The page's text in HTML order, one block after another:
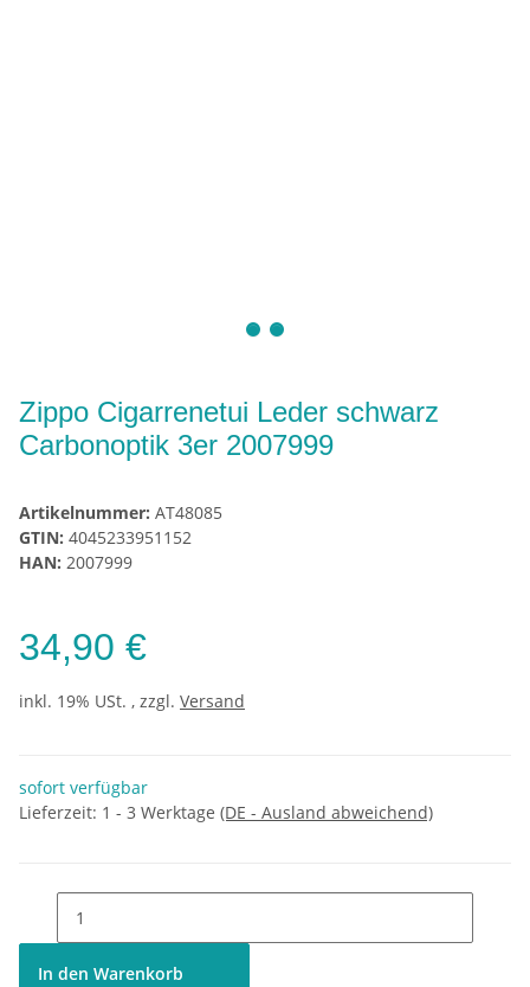
Zippo Cigarrenetui Leder schwarz
Carbonoptik 3er 2007999
Artikelnummer: AT48085
GTIN: 4045233951152
HAN: 2007999
34,90 €
inkl. 19% USt. , zzgl. Versand
sofort verfügbar
Lieferzeit: 1 - 3 Werktage (DE - Ausland abweichend)
In den Warenkorb